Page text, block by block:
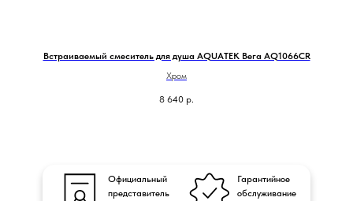
Встраиваемый смеситель для душа AQUATEK Вега AQ1066CR
Хром
8 640 р.
Официальный
представитель
Гарантийное
обслуживание